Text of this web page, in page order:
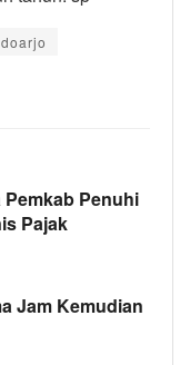
Penuhi
Pajak
Jam Kemudian